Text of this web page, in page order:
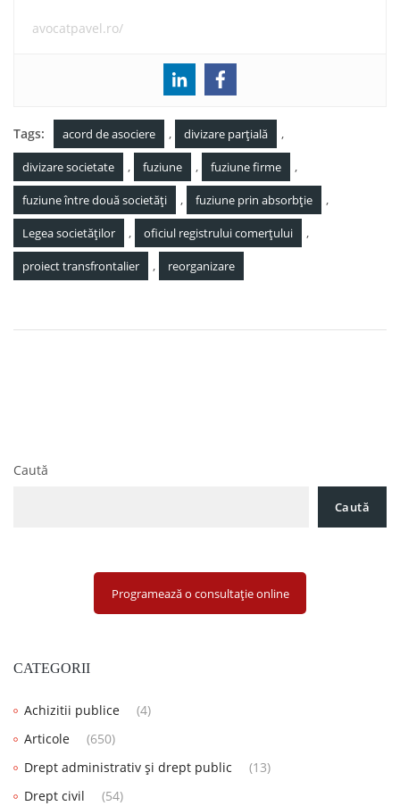
avocatpavel.ro/
Tags: acord de asociere , divizare parțială ,
divizare societate , fuziune , fuziune firme ,
fuziune între două societăți , fuziune prin absorbție ,
Legea societăților , oficiul registrului comerțului ,
proiect transfrontalier , reorganizare
Caută
Caută
Programează o consultație online
CATEGORII
Achizitii publice
(4)
Articole
(650)
Drept administrativ și drept public
(13)
Drept civil
(54)